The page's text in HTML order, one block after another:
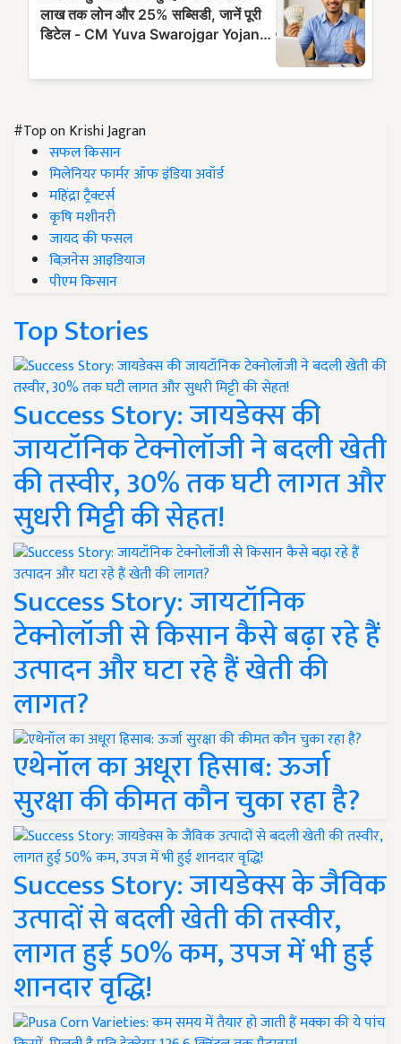
#Top on Krishi Jagran
सफल किसान
मिलेनियर फार्मर ऑफ इंडिया अवॉर्ड
महिंद्रा ट्रैक्टर्स
कृषि मशीनरी
जायद की फसल
बिज़नेस आइडियाज
पीएम किसान
Top Stories
Success Story: जायडेक्स की
जायटॉनिक टेक्नोलॉजी ने बदली खेती
की तस्वीर, 30% तक घटी लागत और
सुधरी मिट्टी की सेहत!
Success Story: जायटॉनिक
टेक्नोलॉजी से किसान कैसे बढ़ा रहे हैं
उत्पादन और घटा रहे हैं खेती की
लागत?
एथेनॉल का अधूरा हिसाब: ऊर्जा
सुरक्षा की कीमत कौन चुका रहा है?
Success Story: जायडेक्स के जैविक
उत्पादों से बदली खेती की तस्वीर,
लागत हुई 50% कम, उपज में भी हुई
शानदार वृद्धि!